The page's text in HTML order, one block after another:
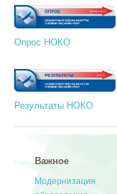
Опрос НОКО
Результаты НОКО
Важное
Модернизация